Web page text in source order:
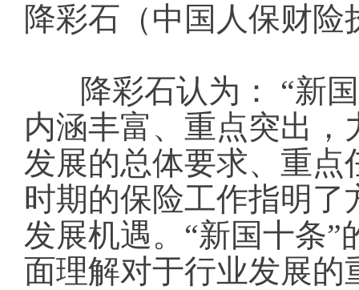
降彩石（中国人保财
降彩石认为： “新
内涵丰富、重点突出
发展的总体要求、重点
时期的保险工作指明了
发展机遇。“新国十条
面理解对于行业发展的